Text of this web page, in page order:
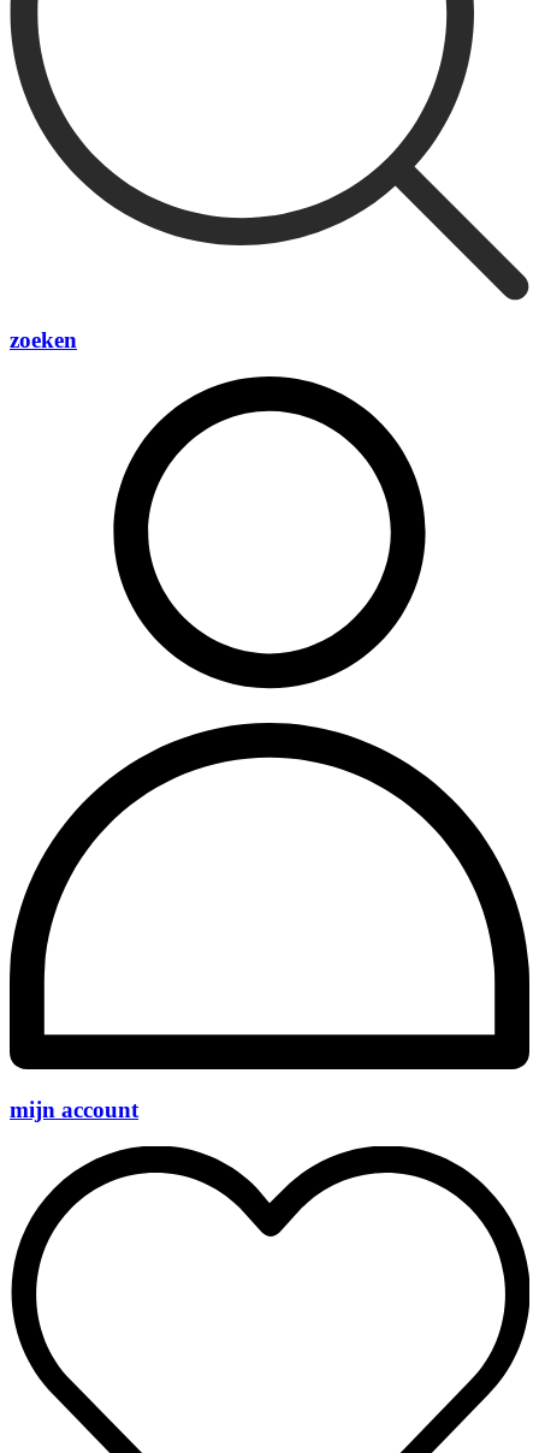
zoeken
mijn account